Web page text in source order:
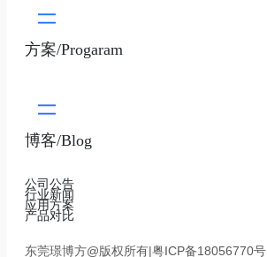
方案/Progaram
博客/Blog
公司公告
行业新闻
应用方案
产品对比
东莞璟博方@版权所有|粤ICP备18056770号